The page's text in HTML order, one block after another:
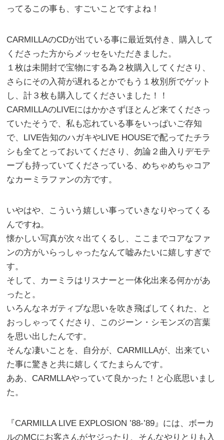
ってるこの事も、すごいことですよね！
CARMILLAのCDが出ている事に最近気付き、購入して
くださった方からメッセをいただきました。
１枚は未開封で宝物にする為２枚購入してくださり、
さらにその入荷が遅れるとかでもう１枚別所でゲット
し、計３枚も購入してくださいました！！
CARMILLAのLIVEにはかかさずほとんど来てくださっ
ていたそうで、私も忘れている事をいっぱいご存知
で、LIVE告知のハガキやLIVE HOUSEで配ってたチラ
シも全てとっておいてくださり、勿論２曲入りデモテ
ープも持っていてくださっている、めちゃめちゃコア
なカーミラファンの方です。
いやはや、こういう嬉しい事っていきなりやってくる
んですね。
懐かしい写真が次々出てくるし、ここまでコアなファ
ンの方がいらっしゃったなんて嘘みたいに嬉しすぎで
す。
そして、カーミラはリスナーと一体化出来る何かがあ
ったと。
いろんなネガティブな思いを吹き飛ばしてくれた、と
おっしゃってくださり、このジーン・シモンズの言葉
を思い出したんです。
そんな凄いことを、自分が、CARMILLAが、出来てい
た事に驚きと共に嬉しくてたまらんです。
ああ、CARMLLAやっていて良かった！と心底思いまし
た。
『CARMILLA LIVE EXPLOSION ’88-’89』には、ボーカ
ルのMCにお客さんがヤジったり、そんなやりとりも入